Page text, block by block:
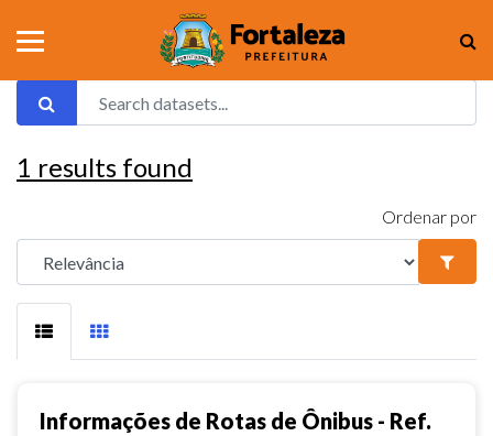
1 results found
Ordenar por
Informações de Rotas de Ônibus - Ref.